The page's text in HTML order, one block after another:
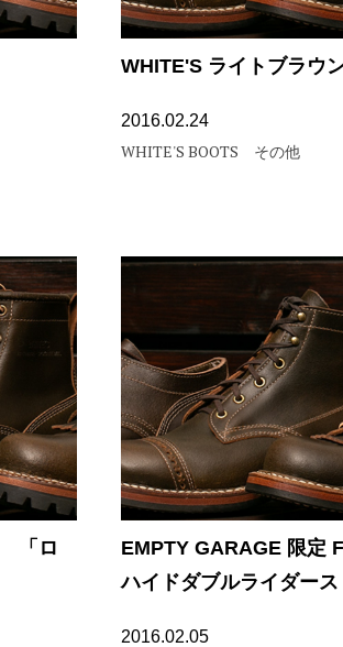
WHITE'S ライトブラウ
2016.02.24
WHITE'S BOOTS その他
「ロ
EMPTY GARAGE 限定
ハイドダブルライダース
2016.02.05